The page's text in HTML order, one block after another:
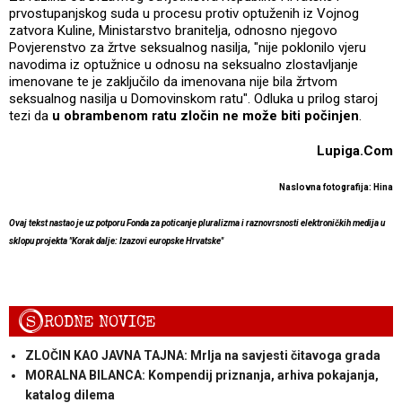
prvostupanjskog suda u procesu protiv optuženih iz Vojnog
zatvora Kuline, Ministarstvo branitelja, odnosno njegovo
Povjerenstvo za žrtve seksualnog nasilja, "nije poklonilo vjeru
navodima iz optužnice u odnosu na seksualno zlostavljanje
imenovane te je zaključilo da imenovana nije bila žrtvom
seksualnog nasilja u Domovinskom ratu". Odluka u prilog staroj
tezi da u obrambenom ratu zločin ne može biti počinjen.
Lupiga.Com
Naslovna fotografija: Hina
Ovaj tekst nastao je uz potporu Fonda za poticanje pluralizma i raznovrsnosti elektroničkih medija u
sklopu projekta "Korak dalje: Izazovi europske Hrvatske"
SRODNE NOVICE
ZLOČIN KAO JAVNA TAJNA: Mrlja na savjesti čitavoga grada
MORALNA BILANCA: Kompendij priznanja, arhiva pokajanja,
katalog dilema